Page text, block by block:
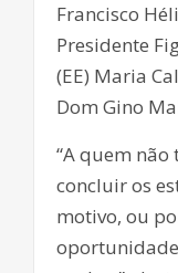
Francisco
Presidente
(EE) Maria
Dom Gino
“A quem
concluir os
motivo, ou